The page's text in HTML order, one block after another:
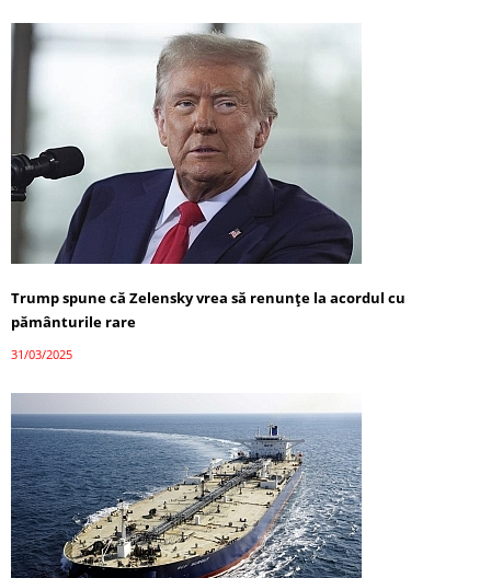
Trump spune că Zelensky vrea să renunțe la acordul cu
pământurile rare
31/03/2025